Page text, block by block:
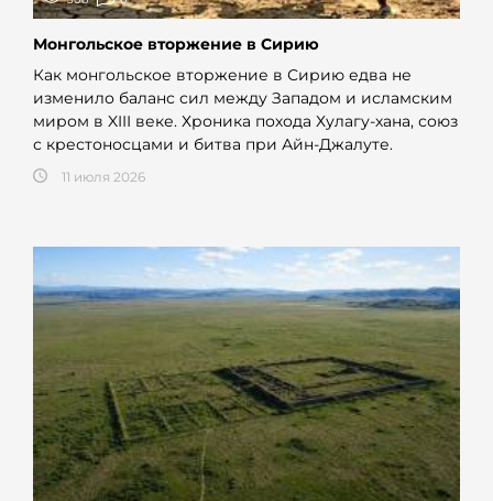
Монгольское вторжение в Сирию
Как монгольское вторжение в Сирию едва не
изменило баланс сил между Западом и исламским
миром в XIII веке. Хроника похода Хулагу-хана, союз
с крестоносцами и битва при Айн-Джалуте.
11 июля 2026